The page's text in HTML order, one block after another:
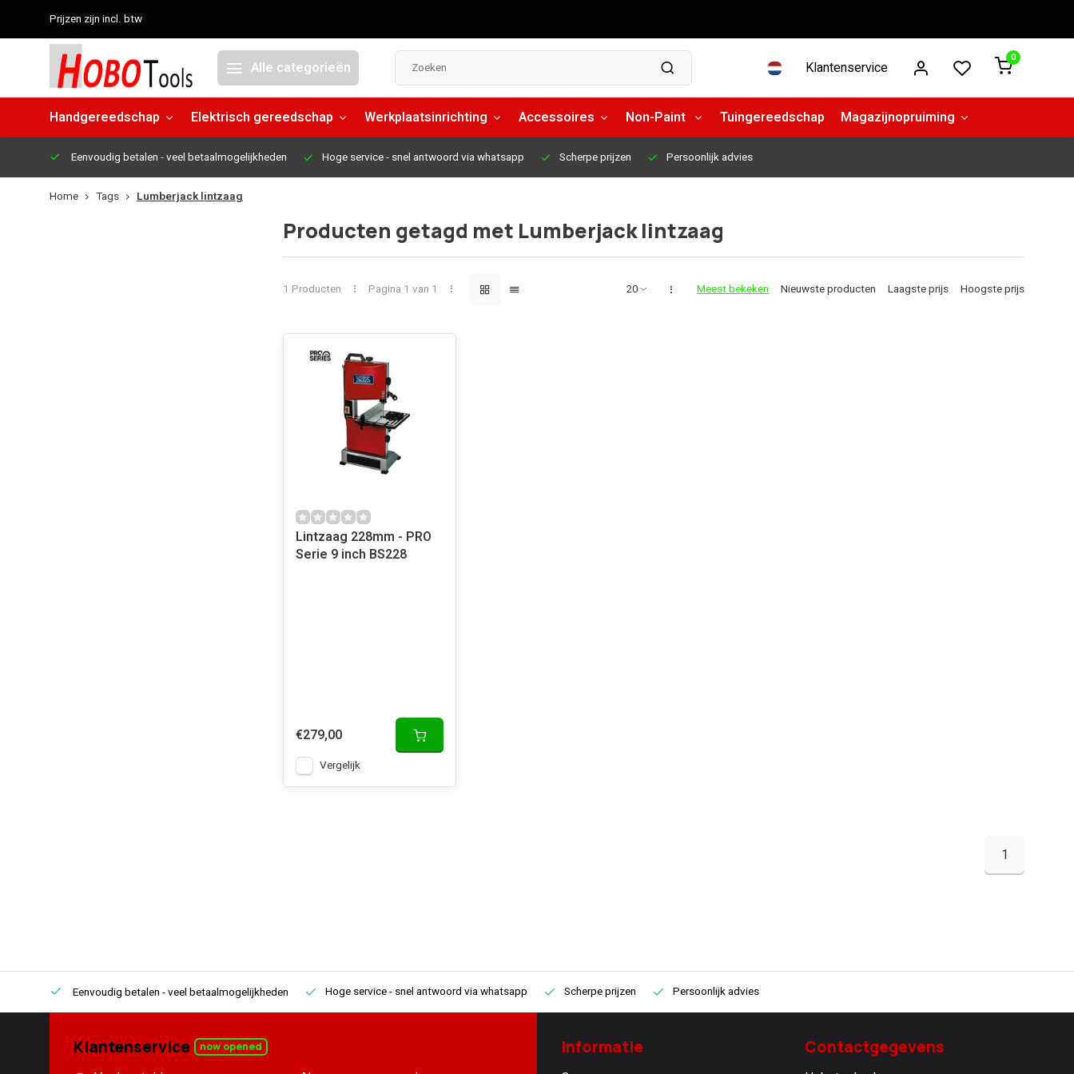
Prijzen zijn incl. btw
Alle categorieën Klantenservice
0
Handgereedschap Elektrisch gereedschap Werkplaatsinrichting Accessoires Non-Paint Tuingereedschap Magazijnopruiming
Eenvoudig betalen - veel betaalmogelijkheden Hoge service- snel antwoord via whatsapp Scherpe prijzen Persoonlijk advies
Home Tags Lumberjack lintzaag
Producten getagd met Lumberjack lintzaag
1 Producten Pagina 1 van 1 Meest bekeken Nieuwste producten Laagste prijs Hoogste prijs
Lintzaag 228mm - PRO
Serie 9 inch BS228
€279,00
Vergelijk
1
Eenvoudig betalen - veel betaalmogelijkheden Hoge service- snel antwoord via whatsapp Scherpe prijzen Persoonlijk advies
Klantenservice now opened Informatie Contactgegevens